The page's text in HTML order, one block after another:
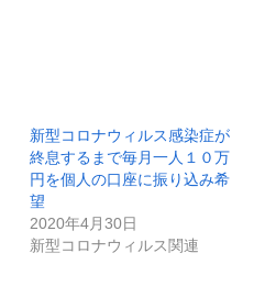
新型コロナウィルス感染症が
終息するまで毎月一人１０万
円を個人の口座に振り込み希
望
2020年4月30日
新型コロナウィルス関連